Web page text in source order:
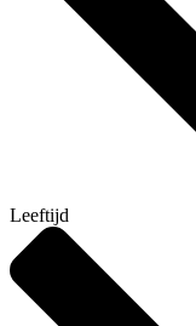
Leeftijd